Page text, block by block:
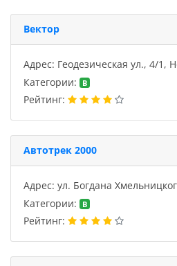
Вектор
Адрес: Геодезическая ул., 4/1,
Категории:
B
Рейтинг:
Автотрек 2000
Адрес: ул. Богдана
Категории:
B
Рейтинг: